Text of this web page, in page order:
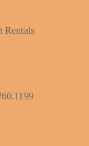
Rentals